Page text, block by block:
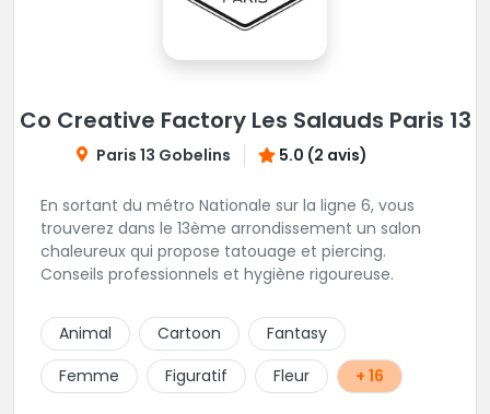
Co Creative Factory Les Salauds Paris 13
Paris 13 Gobelins 5.0 (2 avis)
En sortant du métro Nationale sur la ligne 6, vous
trouverez dans le 13ème arrondissement un salon
chaleureux qui propose tatouage et piercing.
Conseils professionnels et hygiène rigoureuse.
Animal Cartoon
Fantasy
Femme
Figuratif Fleur + 16